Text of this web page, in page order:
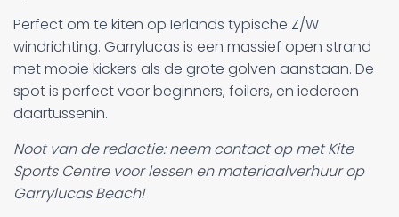
Perfect om te kiten op Ierlands typische Z/W
windrichting. Garrylucas is een massief open strand
met mooie kickers als de grote golven aanstaan. De
spot is perfect voor beginners, foilers, en iedereen
daartussenin.
Noot van de redactie: neem contact op met Kite
Sports Centre voor lessen en materiaalverhuur op
Garrylucas Beach!